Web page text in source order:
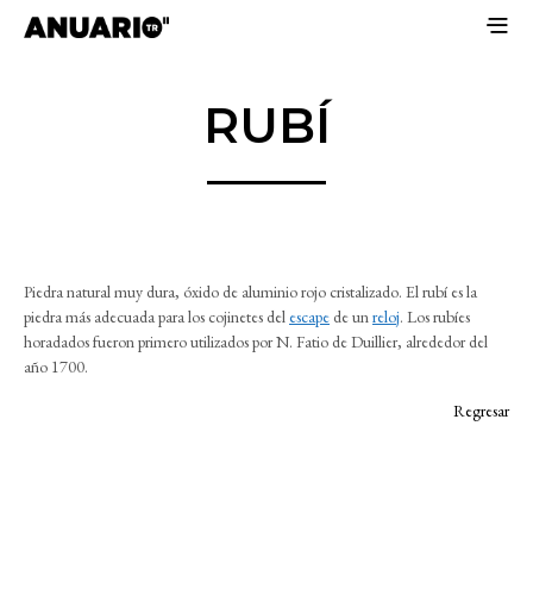
RUBÍ
Piedra natural muy dura, óxido de aluminio rojo cristalizado. El rubí es la
piedra más adecuada para los cojinetes del escape de unreloj. Los rubíes
horadados fueron primero utilizados por N. Fatio de Duillier, alrededor del
año 1700.
Regresar